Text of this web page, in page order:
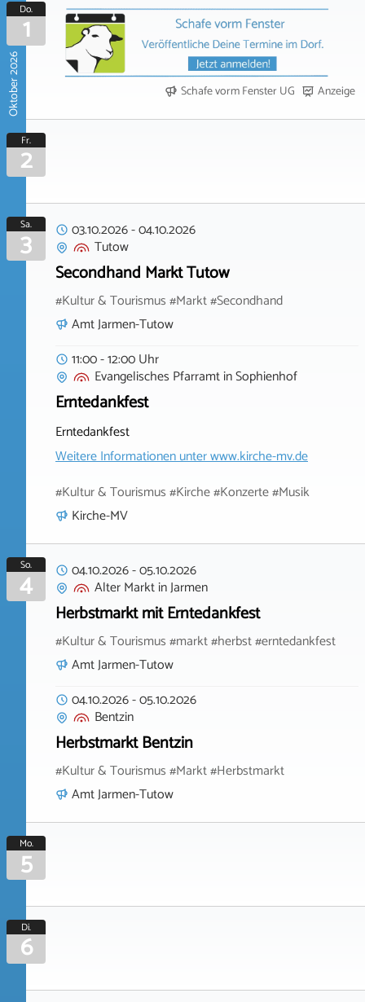
Oktober 2026
Do.
1
Schafe vorm Fenster UG Anzeige
Fr.
2
Sa.
3 03.10.2026-04.10.2026
Tutow
Secondhand Markt Tutow
#Kultur & Tourismus #Markt #Secondhand
Amt Jarmen-Tutow
11:00 - 12:00 Uhr
Evangelisches PfarramtinSophienhof
Erntedankfest
Erntedankfest
Weitere Informationen unterwww.kirche-mv.de
#Kultur & Tourismus #Kirche #Konzerte #Musik
Kirche-MV
So.
4 04.10.2026-05.10.2026
Alter MarktinJarmen
Herbstmarkt mit Erntedankfest
#Kultur & Tourismus #markt #herbst #erntedankfest
Amt Jarmen-Tutow
04.10.2026-05.10.2026
Bentzin
Herbstmarkt Bentzin
#Kultur & Tourismus #Markt #Herbstmarkt
Amt Jarmen-Tutow
Mo.
5
Di.
6